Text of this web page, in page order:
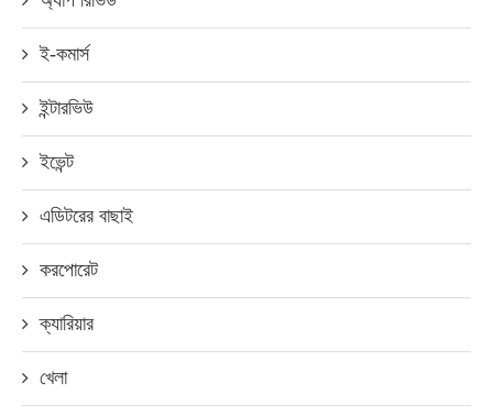
ই-কমার্স
ইন্টারভিউ
ইভেন্ট
এডিটরের বাছাই
করপোরেট
ক্যারিয়ার
খেলা